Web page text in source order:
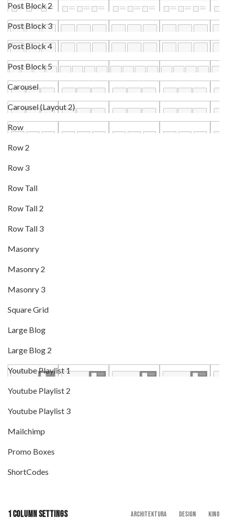
Post Block 2
Post Block 3
Post Block 4
Post Block 5
Carousel
Carousel (Layout 2)
Row
Row 2
Row 3
Row Tall
Row Tall 2
Row Tall 3
Masonry
Masonry 2
Masonry 3
Square Grid
Large Blog
Large Blog 2
Youtube Playlist 1
Youtube Playlist 2
Youtube Playlist 3
Mailchimp
Promo Boxes
ShortCodes
1 COLUMN SETTINGS Architektura Design Kino